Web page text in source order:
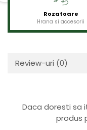
Rozatoare
Hrana si accesorii
Review-uri (0)
Daca doresti sa
produs